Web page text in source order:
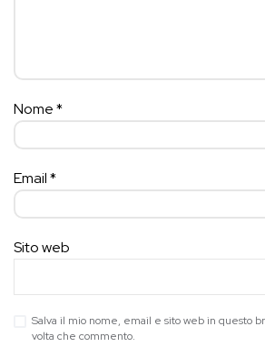
Nome*
Email*
Sito web
Salva il mio nome, email e sito web in questo
volta che commento.